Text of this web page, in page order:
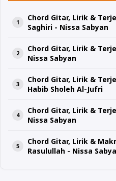
Chord Gitar, Lirik &
Saghiri - Nissa Sabyan
Chord Gitar, Lirik &
Nissa Sabyan
Chord Gitar, Lirik &
Habib Sholeh Al-Jufri
Chord Gitar, Lirik &
Nissa Sabyan
Chord Gitar, Lirik &
Rasulullah - Nissa